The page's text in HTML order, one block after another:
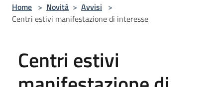
Home > Novità > Avvisi >
Centri estivi manifestazione di interesse
Centri estivi